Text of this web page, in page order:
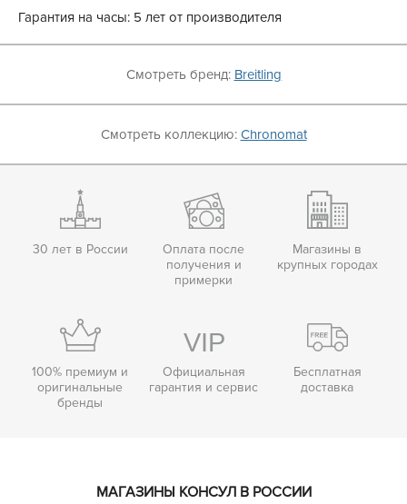
Гарантия на часы: 5 лет от производителя
Смотреть бренд: Breitling
Смотреть коллекцию: Chronomat
30 лет в России
Оплата после
получения и
примерки
Магазины в
крупных городах
100% премиум и
оригинальные
бренды
Официальная
гарантия и сервис
Бесплатная
доставка
МАГАЗИНЫ КОНСУЛ В РОССИИ